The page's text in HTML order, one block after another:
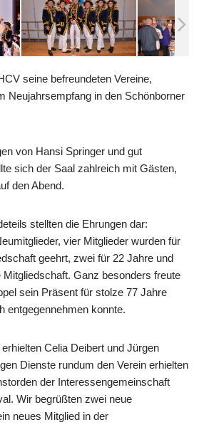
seine befreundeten Vereine,
Neujahrsempfang in den Schönborner
von Hansi Springer und gut
sich der Saal zahlreich mit Gästen,
den Abend.
stellten die Ehrungen dar:
vier Mitglieder wurden für
geehrt, zwei für 22 Jahre und
Ganz besonders freute
sein Präsent für stolze 77 Jahre
entgegennehmen konnte.
Celia Deibert und Jürgen
Dienste rundum den Verein erhielten
der Interessengemeinschaft
Wir begrüßten zwei neue
neues Mitglied in der